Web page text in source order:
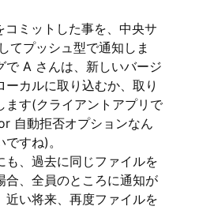
コミットした事を、中央サ
てプッシュ型で通知しま
で A さんは、新しいバージ
ーカルに取り込むか、取り
ます(クライアントアプリで
自動拒否オプションなん
すね)。
も、過去に同じファイルを
合、全員のところに通知が
近い将来、再度ファイルを